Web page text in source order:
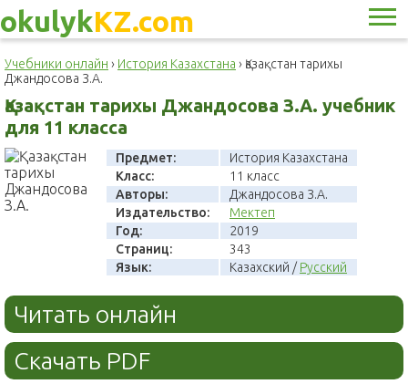
okulykKZ.com
Учебники онлайн › История Казахстана › Қазақстан тарихы
Джандосова З.А.
Қазақстан тарихы Джандосова З.А. учебник
для 11 класса
Предмет:
История Казахстана
Класс:
11 класс
Авторы:
Джандосова З.А.
Издательство:
Мектеп
Год:
2019
Страниц:
343
Язык:
Казахский / Русский
Читать онлайн
Скачать PDF